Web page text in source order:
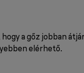
a gőz jobban
elérhető.